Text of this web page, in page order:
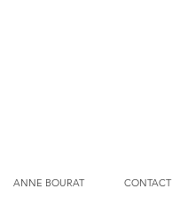
ANNE BOURAT CONTACT